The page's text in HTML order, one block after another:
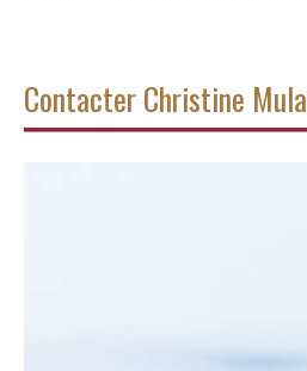
Contacter Christine